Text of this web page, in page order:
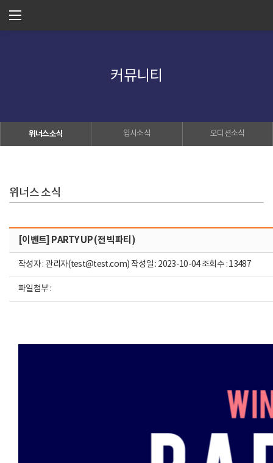
커뮤니티
위너스소식 입시소식 오디션소식
위너스 소식
[이벤트] PARTY UP (전 빅파티)
작성자 : 관리자(test@test.com) 작성일 : 2023-10-04 조회수 : 13487
파일첨부 :